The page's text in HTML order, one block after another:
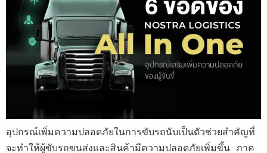
อุปกรณ์เพิ่มความปลอดภัยในการขับรถนับเป็นตัวช่วยสำคัญที่
จะทำให้ผู้ขับรถขนส่งและสินค้ามีความปลอดภัยเพิ่มขึ้น ภาค